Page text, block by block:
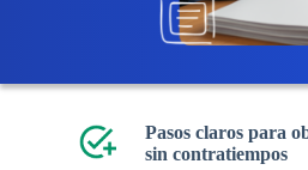
Pasos claros para
sin contratiempos